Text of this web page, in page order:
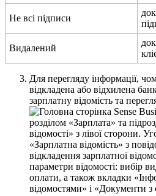
Не всі підписи
док
під
Видалений
док
клі
Для перегляду інформації, чо
відкладена або відхилена банк
зарплатну відомість та перегл